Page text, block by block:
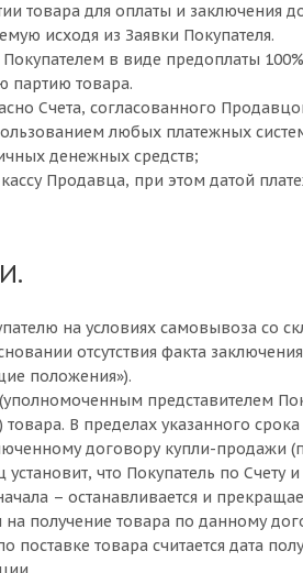
товара для оплаты и заключения
исходя из Заявки Покупателя.
в виде предоплаты
партию товара.
Счета, согласованного
любых платежных
денежных средств;
Продавца, при этом датой
на условиях самовывоза со
отсутствия факта
положения»).
представителем
В пределах указанного
договору купли-продажи
что Покупатель по
– останавливается и
получение товара по данному
товара считается дата